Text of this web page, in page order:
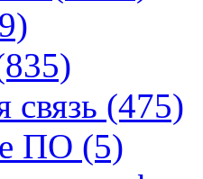
связь (475)
ПО (5)